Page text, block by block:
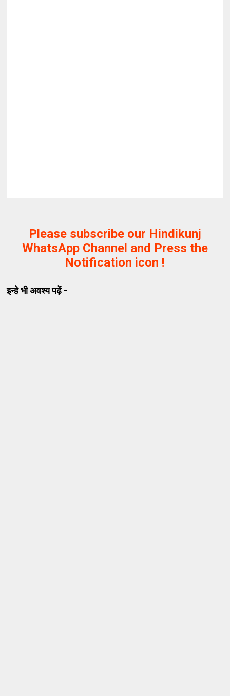
Please subscribe our Hindikunj
WhatsApp Channel and Press the
Notification icon !
इन्हे भी अवश्य पढ़ें -